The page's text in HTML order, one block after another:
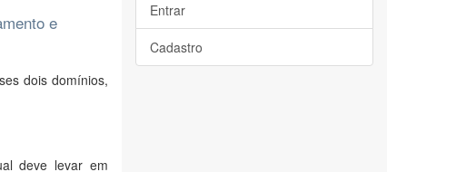
e
dois domínios,
deve levar em
Entrar
Cadastro